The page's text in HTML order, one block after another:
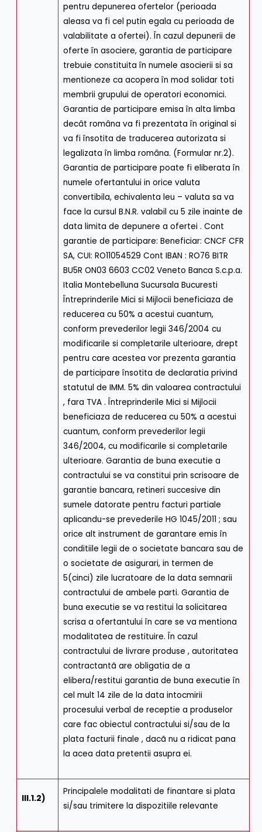
pentru depunerea ofertelor (perioada
aleasa va fi cel putin egala cu perioada de
valabilitate a ofertei). În cazul depunerii de
oferte în asociere, garantia de participare
trebuie constituita în numele asocierii si sa
mentioneze ca acopera în mod solidar toti
membrii grupului de operatori economici.
Garantia de participare emisa în alta limba
decât româna va fi prezentata în original si
va fi însotita de traducerea autorizata si
legalizata în limba româna. (Formular nr.2).
Garantia de participare poate fi eliberata în
numele ofertantului in orice valuta
convertibila, echivalenta leu – valuta sa va
face la cursul B.N.R. valabil cu 5 zile inainte de
data limita de depunere a ofertei . Cont
garantie de participare: Beneficiar: CNCF CFR
SA, CUI: RO11054529 Cont IBAN : RO76 BITR
BU5R ON03 6603 CC02 Veneto Banca S.c.p.a.
Italia Montebelluna Sucursala Bucuresti
Întreprinderile Mici si Mijlocii beneficiaza de
reducerea cu 50% a acestui cuantum,
conform prevederilor legii 346/2004 cu
modificarile si completarile ulterioare, drept
pentru care acestea vor prezenta garantia
de participare însotita de declaratia privind
statutul de IMM. 5% din valoarea contractului
, fara TVA . Întreprinderile Mici si Mijlocii
beneficiaza de reducerea cu 50% a acestui
cuantum, conform prevederilor legii
346/2004, cu modificarile si completarile
ulterioare. Garantia de buna executie a
contractului se va constitui prin scrisoare de
garantie bancara, retineri succesive din
sumele datorate pentru facturi partiale
aplicandu-se prevederile HG 1045/2011 ; sau
orice alt instrument de garantare emis în
conditiile legii de o societate bancara sau de
o societate de asigurari, in termen de
5(cinci) zile lucratoare de la data semnarii
contractului de ambele parti. Garantia de
buna executie se va restitui la solicitarea
scrisa a ofertantului în care se va mentiona
modalitatea de restituire. În cazul
contractului de livrare produse , autoritatea
contractantã are obligatia de a
elibera/restitui garantia de buna executie în
cel mult 14 zile de la data intocmirii
procesului verbal de receptie a produselor
care fac obiectul contractului si/sau de la
plata facturii finale , dacã nu a ridicat pana
la acea data pretentii asupra ei.
III.1.2)
Principalele modalitati de finantare si plata
si/sau trimitere la dispozitiile relevante